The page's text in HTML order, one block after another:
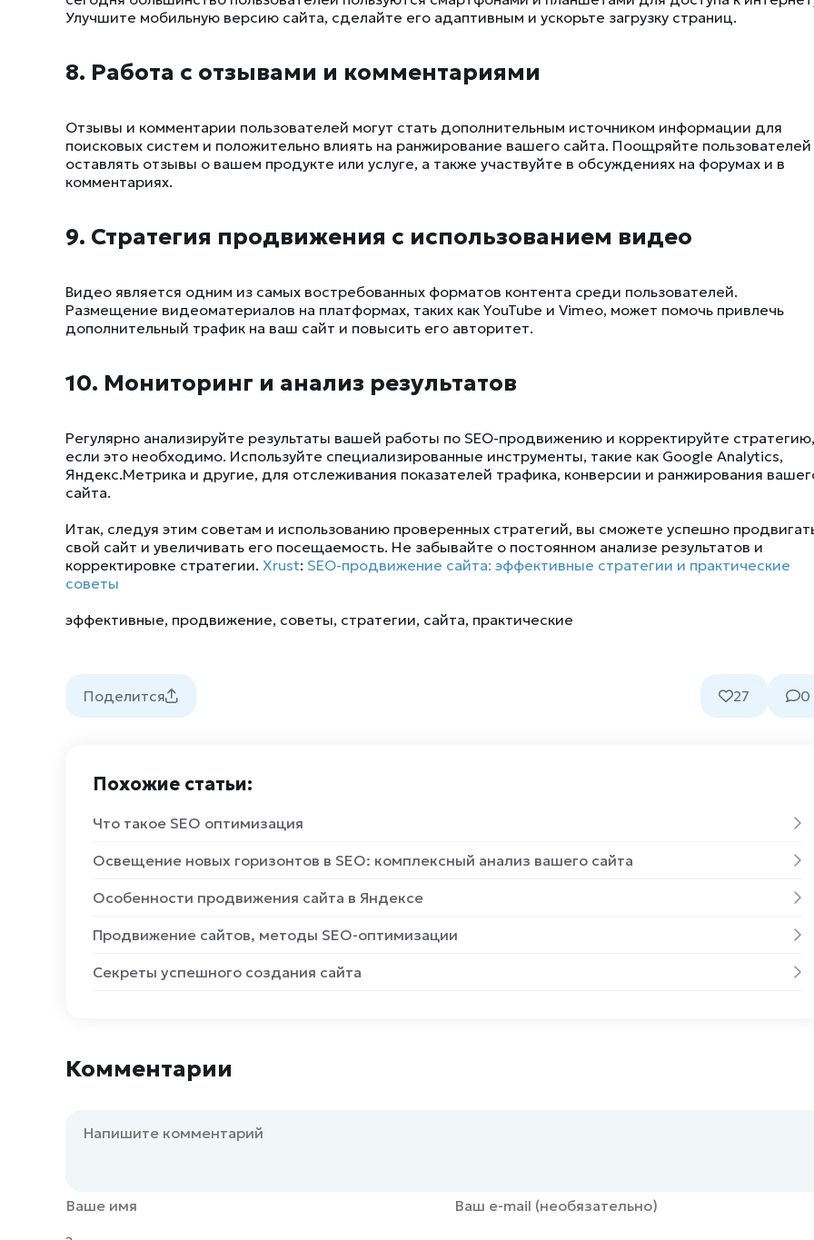
Улучшите мобильную версию сайта, сделайте его адаптивным и ускорьте загрузку страниц.
8. Работа с отзывами и комментариями
Отзывы и комментарии пользователей могут стать дополнительным источником информации для
поисковых систем и положительно влиять на ранжирование вашего сайта. Поощряйте пользователей
оставлять отзывы о вашем продукте или услуге, а также участвуйте в обсуждениях на форумах и в
комментариях.
9. Стратегия продвижения с использованием видео
Видео является одним из самых востребованных форматов контента среди пользователей.
Размещение видеоматериалов на платформах, таких как YouTube и Vimeo, может помочь привлечь
дополнительный трафик на ваш сайт и повысить его авторитет.
10. Мониторинг и анализ результатов
Регулярно анализируйте результаты вашей работы по SEO-продвижению и корректируйте стратегию,
если это необходимо. Используйте специализированные инструменты, такие как Google Analytics,
Яндекс.Метрика и другие, для отслеживания показателей трафика, конверсии и ранжирования
сайта.
Итак, следуя этим советам и использованию проверенных стратегий, вы сможете успешно
свой сайт и увеличивать его посещаемость. Не забывайте о постоянном анализе результатов и
корректировке стратегии. Xrust: SEO-продвижение сайта: эффективные стратегии и практические
советы
эффективные, продвижение, советы, стратегии, сайта, практические
Поделится 27 0
Похожие статьи:
Что такое SEO оптимизация
Освещение новых горизонтов в SEO: комплексный анализ вашего сайта
Особенности продвижения сайта в Яндексе
Продвижение сайтов, методы SEO-оптимизации
Секреты успешного создания сайта
Комментарии